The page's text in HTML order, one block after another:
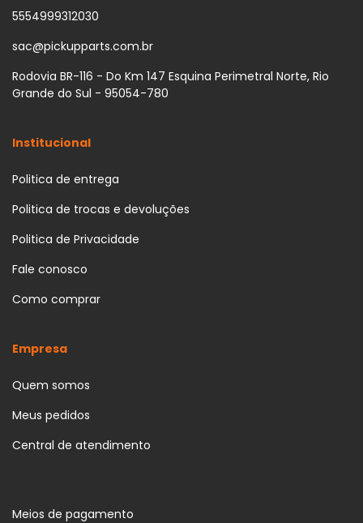
5554999312030
sac@pickupparts.com.br
Rodovia BR-116 - Do Km 147 Esquina Perimetral Norte, Rio
Grande do Sul - 95054-780
Institucional
Politica de entrega
Politica de trocas e devoluções
Politica de Privacidade
Fale conosco
Como comprar
Empresa
Quem somos
Meus pedidos
Central de atendimento
Meios de pagamento